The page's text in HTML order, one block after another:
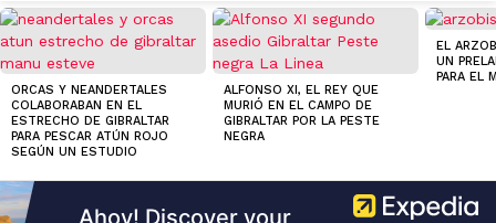
MOST
STORIES
ORCAS Y NEANDERTALES
COLABORABAN EN EL
ESTRECHO DE GIBRALTAR
PARA PESCAR ATÚN ROJO
SEGÚN UN ESTUDIO
ALFONSO XI, EL REY QUE
MURIÓ EN EL CAMPO DE
GIBRALTAR POR LA PESTE
NEGRA
EL
UN
PARA EL